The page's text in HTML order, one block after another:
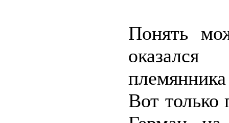
Понять
Вот только